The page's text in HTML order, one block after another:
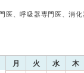
医、呼吸器専門医、消
月 火 水 木